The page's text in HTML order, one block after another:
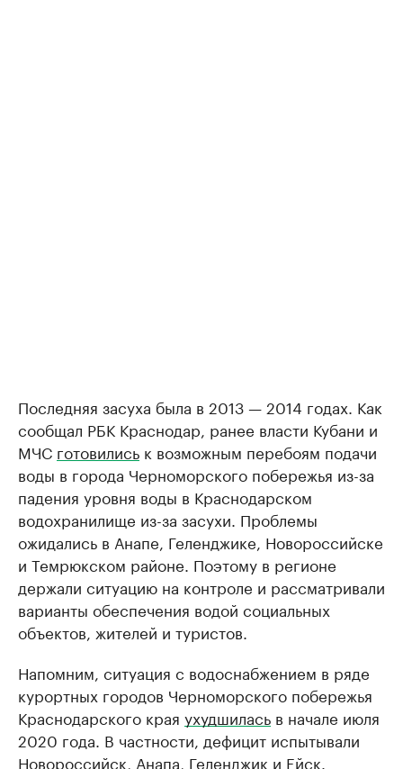
Последняя засуха была в 2013 — 2014 годах. Как
сообщал РБК Краснодар, ранее власти Кубани и
МЧС готовились к возможным перебоям подачи
воды в города Черноморского побережья из-за
падения уровня воды в Краснодарском
водохранилище из-за засухи. Проблемы
ожидались в Анапе, Геленджике, Новороссийске
и Темрюкском районе. Поэтому в регионе
держали ситуацию на контроле и рассматривали
варианты обеспечения водой социальных
объектов, жителей и туристов.
Напомним, ситуация с водоснабжением в ряде
курортных городов Черноморского побережья
Краснодарского края ухудшилась в начале июля
2020 года. В частности, дефицит испытывали
Новороссийск, Анапа, Геленджик и Ейск.